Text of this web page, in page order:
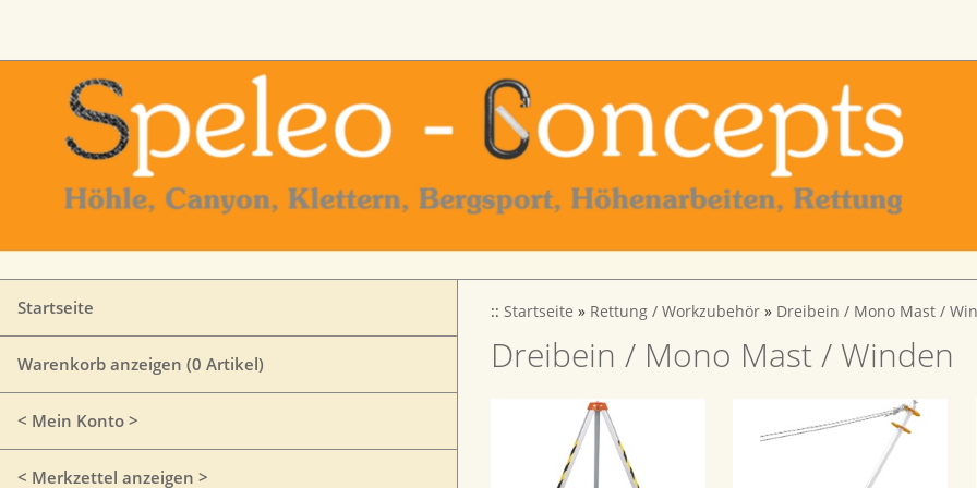
Startseite
Warenkorb anzeigen (0 Artikel)
< Mein Konto >
< Merkzettel anzeigen >
:: Startseite » Rettung / Workzubehör » Dreibein / Mono Mast /
Dreibein / Mono Mast / Winden